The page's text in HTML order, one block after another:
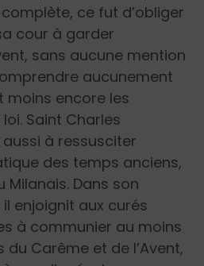
ce fut d’obliger
cour à garder
sans aucune mention
aucunement
moins encore les
Saint Charles
à ressusciter
des temps anciens,
Milanais. Dans son
enjoignit aux curés
à communier au moins
Carême et de l’Avent,